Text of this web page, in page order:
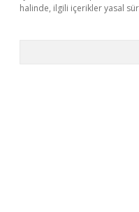
halinde, ilgili içerikler yasal